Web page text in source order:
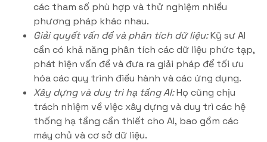
các tham số phù hợp và thử nghiệm nhiều
phương pháp khác nhau.
Giải quyết vấn đề và phân tích dữ liệu:Kỹ sư AI
cần có khả năng phân tích các dữ liệu phức tạp,
phát hiện vấn đề và đưa ra giải pháp để tối ưu
hóa các quy trình điều hành và các ứng dụng.
Xây dựng và duy trì hạ tầng AI:Họ cũng chịu
trách nhiệm về việc xây dựng và duy trì các hệ
thống hạ tầng cần thiết cho AI, bao gồm các
máy chủ và cơ sở dữ liệu.